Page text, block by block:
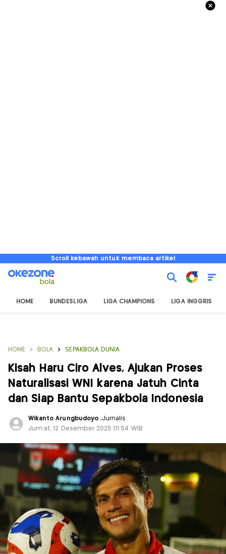
Scroll kebawah untuk membaca artikel
HOME BUNDESLIGA LIGA CHAMPIONS LIGA INGGRIS
HOME BOLA SEPAKBOLA DUNIA
Kisah Haru Ciro Alves, Ajukan Proses
Naturalisasi WNI karena Jatuh Cinta
dan Siap Bantu Sepakbola Indonesia
Wikanto Arungbudoyo ,Jurnalis
Jum'at, 12 Desember 2025 |11:54 WIB